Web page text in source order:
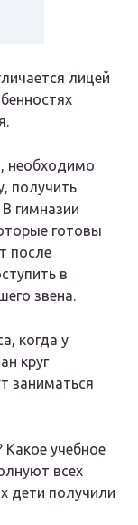
лицей
необходимо
получить
гимназии
готовы
после
в
звена.
когда у
круг
заниматься
Какое учебное
всех
дети получили